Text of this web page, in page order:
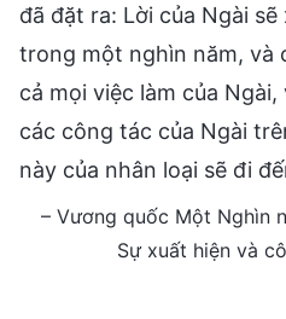
đã đặt ra: Lời của Ngài
trong một nghìn năm, và
cả mọi việc làm của
các công tác của Ngài
này của nhân loại sẽ đi
– Vương quốc Một Nghìn
Sự xuất hiện và